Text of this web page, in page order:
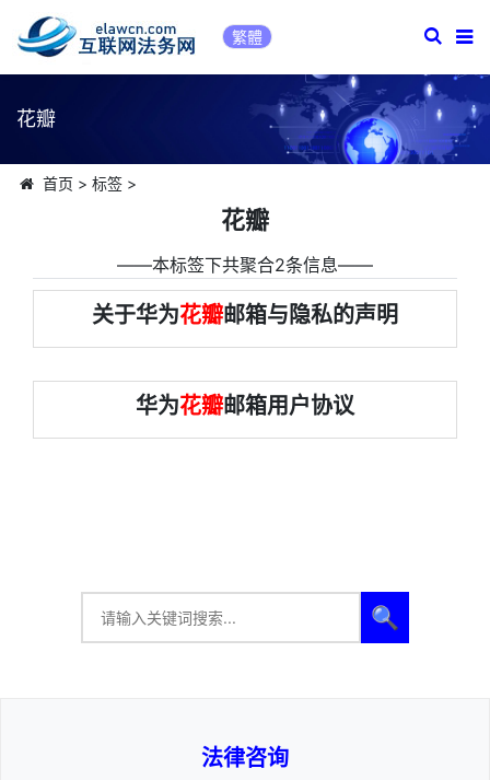
繁體
花瓣
首页 > 标签>
花瓣
――本标签下共聚合2条信息――
关于华为花瓣邮箱与隐私的声明
华为花瓣邮箱用户协议
🔍
法律咨询